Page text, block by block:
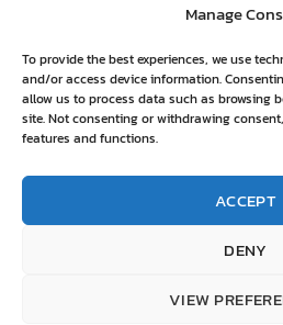
Manage
To provide the best experiences, we use
and/or access device information.
allow us to process data such as browsing
site. Not consenting or withdrawing
features and functions.
ACCEPT
DENY
VIEW
Line id :@sowonrayong
สาขาอุบลราชธานี: 082-2658777
Line id :@sowonubon
สาขาชลบุรี: 085-5288995
Line id :@sowon789
: 081-9379693
Line id :@goline111